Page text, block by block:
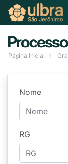
Página Inicial
Nome
RG